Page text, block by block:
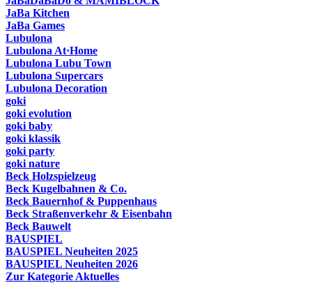
JaBa Kitchen
JaBa Games
Lubulona
Lubulona At·Home
Lubulona Lubu Town
Lubulona Supercars
Lubulona Decoration
goki
goki evolution
goki baby
goki klassik
goki party
goki nature
Beck Holzspielzeug
Beck Kugelbahnen & Co.
Beck Bauernhof & Puppenhaus
Beck Straßenverkehr & Eisenbahn
Beck Bauwelt
BAUSPIEL
BAUSPIEL Neuheiten 2025
BAUSPIEL Neuheiten 2026
Zur Kategorie Aktuelles